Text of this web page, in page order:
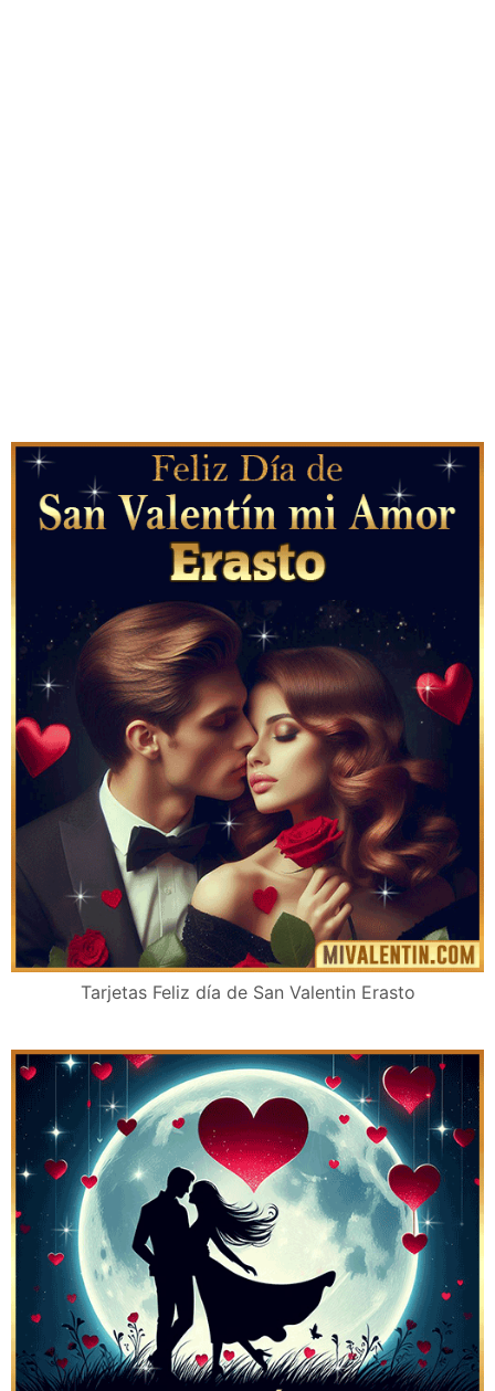
Tarjetas Feliz día de San Valentin Erasto